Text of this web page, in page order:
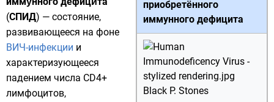
приобретённого
иммунного дефицита
Black P. Stones
(СПИД) — состояние,
развивающееся на фоне
ВИЧ-инфекции и
характеризующееся
падением числа CD4+
лимфоцитов,